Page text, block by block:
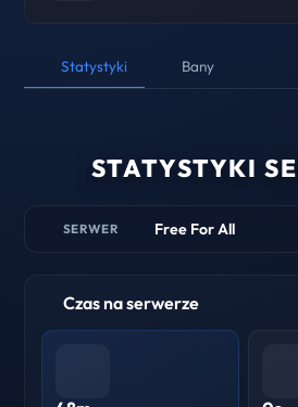
Statystyki Bany
STATYSTYKI
SERWER Free For All
Czas na serwerze